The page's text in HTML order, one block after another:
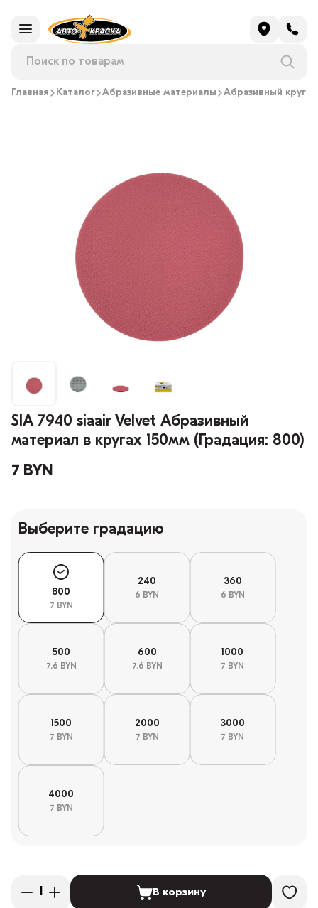
Главная Каталог Абразивные материалы Абразивный круг
SIA 7940 siaair Velvet Абразивный
материал в кругах 150мм (Градация: 800)
7 BYN
Выберите градацию
800
7 BYN
240
6 BYN
360
6 BYN
500
7.6 BYN
600
7.6 BYN
1000
7 BYN
1500
7 BYN
2000
7 BYN
3000
7 BYN
4000
7 BYN
В корзину